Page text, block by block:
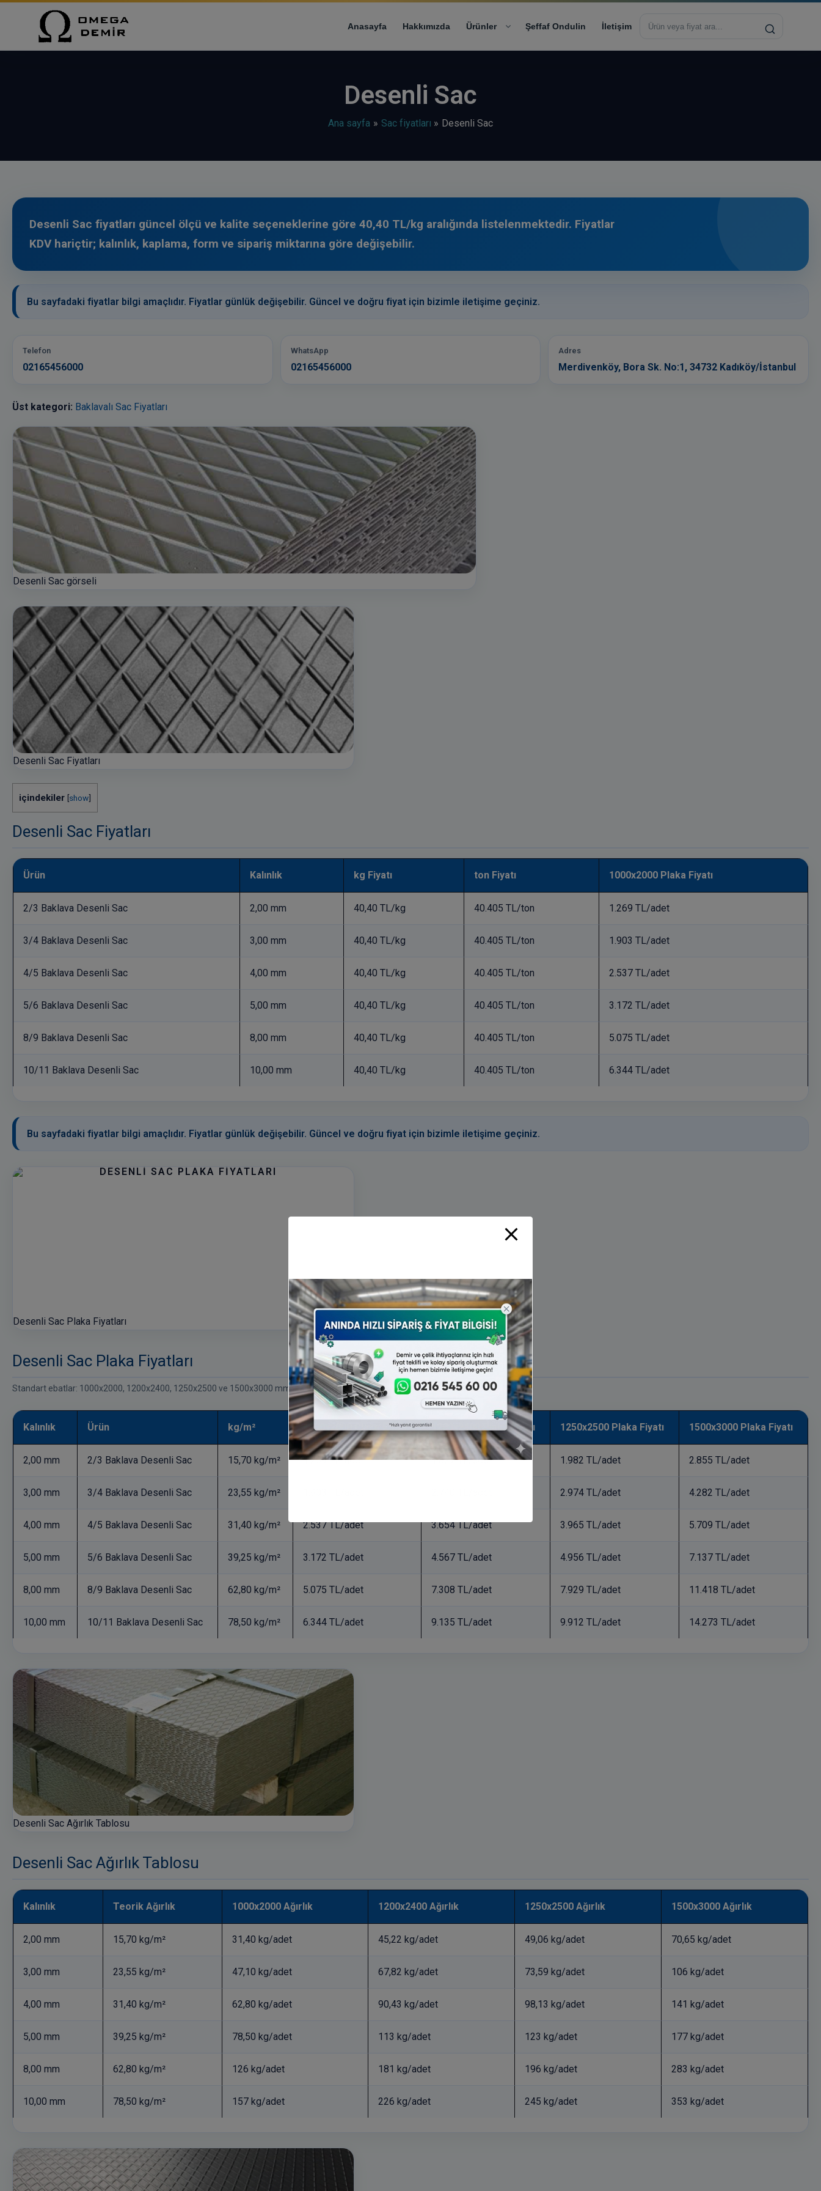
Anasayfa Hakkımızda Ürünler Şeffaf Ondulin İletişim
Sitede
Desenli Sac
Ana sayfa Sac fiyatları Desenli Sac
Desenli Sac fiyatları güncel ölçü ve kalite seçeneklerine göre 40,40 TL/kg aralığında listelenmektedir. Fiyatlar
KDV hariçtir; kalınlık, kaplama, form ve sipariş miktarına göre değişebilir.
Bu sayfadaki fiyatlar bilgi amaçlıdır. Fiyatlar günlük değişebilir. Güncel ve doğru fiyat için bizimle iletişime geçiniz.
Telefon
02165456000
WhatsApp
02165456000
Adres
Merdivenköy, Bora Sk. No:1, 34732 Kadıköy/İstanbul
Üst kategori: Baklavalı Sac Fiyatları
Desenli Sac görseli
Desenli Sac Fiyatları
içindekiler [show]
Desenli Sac Fiyatları
Ürün Kalınlık kg Fiyatı ton Fiyatı 1000x2000 Plaka Fiyatı
2/3 Baklava Desenli Sac 2,00 mm 40,40 TL/kg 40.405 TL/ton 1.269 TL/adet
3/4 Baklava Desenli Sac 3,00 mm 40,40 TL/kg 40.405 TL/ton 1.903 TL/adet
4/5 Baklava Desenli Sac 4,00 mm 40,40 TL/kg 40.405 TL/ton 2.537 TL/adet
5/6 Baklava Desenli Sac 5,00 mm 40,40 TL/kg 40.405 TL/ton 3.172 TL/adet
8/9 Baklava Desenli Sac 8,00 mm 40,40 TL/kg 40.405 TL/ton 5.075 TL/adet
10/11 Baklava Desenli Sac 10,00 mm 40,40 TL/kg 40.405 TL/ton 6.344 TL/adet
Bu sayfadaki fiyatlar bilgi amaçlıdır. Fiyatlar günlük değişebilir. Güncel ve doğru fiyat için bizimle iletişime geçiniz.
Desenli Sac Plaka Fiyatları
Desenli Sac Plaka Fiyatları
Standart ebatlar: 1000x2000, 1200x2400, 1250x2500 ve 1500x3000 mm olarak hesaplanır.
Kalınlık Ürün kg/m² 1000x2000 Plaka Fiyatı 1200x2400 Plaka Fiyatı 1250x2500 Plaka Fiyatı 1500x3000 Plaka Fiyatı
2,00 mm 2/3 Baklava Desenli Sac 15,70 kg/m² 1.269 TL/adet 1.827 TL/adet 1.982 TL/adet 2.855 TL/adet
3,00 mm 3/4 Baklava Desenli Sac 23,55 kg/m² 2.974 TL/adet 4.282 TL/adet
4,00 mm 4/5 Baklava Desenli Sac 31,40 kg/m² 2.537 TL/adet 3.654 TL/adet 3.965 TL/adet 5.709 TL/adet
5,00 mm 5/6 Baklava Desenli Sac 39,25 kg/m² 3.172 TL/adet 4.567 TL/adet 4.956 TL/adet 7.137 TL/adet
8,00 mm 8/9 Baklava Desenli Sac 62,80 kg/m² 5.075 TL/adet 7.308 TL/adet 7.929 TL/adet 11.418 TL/adet
10,00 mm 10/11 Baklava Desenli Sac 78,50 kg/m² 6.344 TL/adet 9.135 TL/adet 9.912 TL/adet 14.273 TL/adet
Desenli Sac Ağırlık Tablosu
Desenli Sac Ağırlık Tablosu
Kalınlık Teorik Ağırlık 1000x2000 Ağırlık 1200x2400 Ağırlık 1250x2500 Ağırlık 1500x3000 Ağırlık
2,00 mm 15,70 kg/m² 31,40 kg/adet 45,22 kg/adet 49,06 kg/adet 70,65 kg/adet
3,00 mm 23,55 kg/m² 47,10 kg/adet 67,82 kg/adet 73,59 kg/adet 106 kg/adet
4,00 mm 31,40 kg/m² 62,80 kg/adet 90,43 kg/adet 98,13 kg/adet 141 kg/adet
5,00 mm 39,25 kg/m² 78,50 kg/adet 113 kg/adet 123 kg/adet 177 kg/adet
8,00 mm 62,80 kg/m² 126 kg/adet 181 kg/adet 196 kg/adet 283 kg/adet
10,00 mm 78,50 kg/m² 157 kg/adet 226 kg/adet 245 kg/adet 353 kg/adet
modal-check